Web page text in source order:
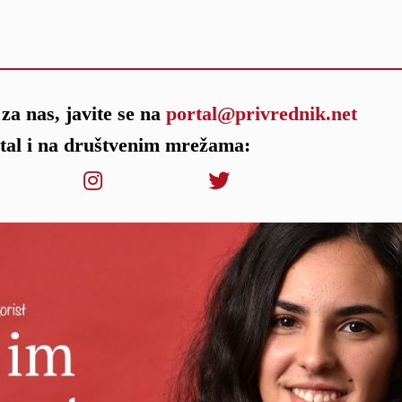
nas, javite se naportal@privrednik.net
i na društvenim mrežama: